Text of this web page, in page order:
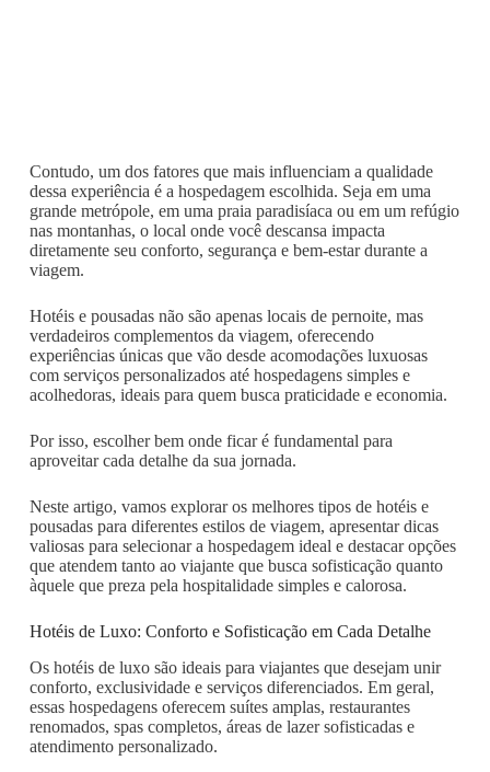
Contudo, um dos fatores que mais influenciam a qualidade
dessa experiência é a hospedagem escolhida. Seja em uma
grande metrópole, em uma praia paradisíaca ou em um refúgio
nas montanhas, o local onde você descansa impacta
diretamente seu conforto, segurança e bem-estar durante a
viagem.
Hotéis e pousadas não são apenas locais de pernoite, mas
verdadeiros complementos da viagem, oferecendo
experiências únicas que vão desde acomodações luxuosas
com serviços personalizados até hospedagens simples e
acolhedoras, ideais para quem busca praticidade e economia.
Por isso, escolher bem onde ficar é fundamental para
aproveitar cada detalhe da sua jornada.
Neste artigo, vamos explorar os melhores tipos de hotéis e
pousadas para diferentes estilos de viagem, apresentar dicas
valiosas para selecionar a hospedagem ideal e destacar opções
que atendem tanto ao viajante que busca sofisticação quanto
àquele que preza pela hospitalidade simples e calorosa.
Hotéis de Luxo: Conforto e Sofisticação em Cada Detalhe
Os hotéis de luxo são ideais para viajantes que desejam unir
conforto, exclusividade e serviços diferenciados. Em geral,
essas hospedagens oferecem suítes amplas, restaurantes
renomados, spas completos, áreas de lazer sofisticadas e
atendimento personalizado.